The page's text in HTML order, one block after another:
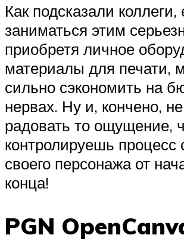
Как подсказали коллеги,
заниматься этим
приобретя личное
материалы для печати,
сильно сэкономить на
нервах. Ну и, кончено,
радовать то ощущение,
контролируешь процесс
своего персонажа от
конца!
PGN